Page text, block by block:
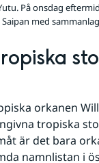
På onsdag
med
orkanen
tropiska
är det bara
namnlistan i